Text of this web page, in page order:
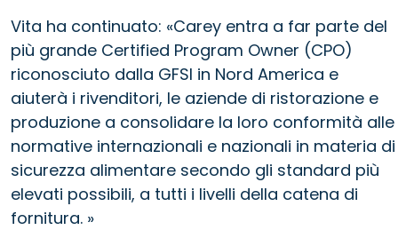
Vita ha continuato: «Carey entra a far parte del
più grande Certified Program Owner (CPO)
riconosciuto dalla GFSI in Nord America e
aiuterà i rivenditori, le aziende di ristorazione e
produzione a consolidare la loro conformità alle
normative internazionali e nazionali in materia di
sicurezza alimentare secondo gli standard più
elevati possibili, a tutti i livelli della catena di
fornitura. »